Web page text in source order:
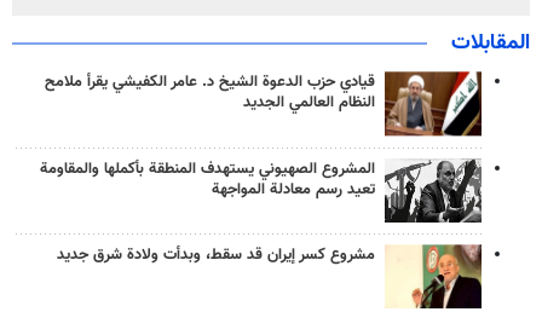
المقابلات
قيادي حزب الدعوة الشيخ د. عامر الكفيشي يقرأ ملامح
النظام العالمي الجديد
المشروع الصهيوني يستهدف المنطقة بأكملها والمقاومة
تعيد رسم معادلة المواجهة
مشروع كسر إيران قد سقط، وبدأت ولادة شرق جديد